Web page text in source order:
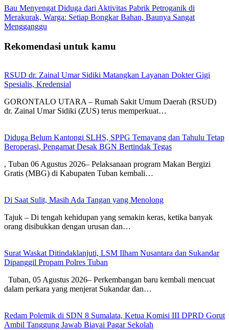
Bau Menyengat Diduga dari Aktivitas Pabrik Petroganik di
Merakurak, Warga: Setiap Bongkar Bahan, Baunya Sangat
Mengganggu
Rekomendasi untuk kamu
RSUD dr. Zainal Umar Sidiki Matangkan Layanan Dokter Gigi
Spesialis, Kredensial
GORONTALO UTARA – Rumah Sakit Umum Daerah (RSUD)
dr. Zainal Umar Sidiki (ZUS) terus memperkuat…
Diduga Belum Kantongi SLHS, SPPG Temayang dan Tahulu Tetap
Beroperasi, Pengamat Desak BGN Bertindak Tegas
, Tuban 06 Agustus 2026– Pelaksanaan program Makan Bergizi
Gratis (MBG) di Kabupaten Tuban kembali…
Di Saat Sulit, Masih Ada Tangan yang Menolong
Tajuk – Di tengah kehidupan yang semakin keras, ketika banyak
orang disibukkan dengan urusan dan…
Surat Waskat Ditindaklanjuti, LSM Ilham Nusantara dan Sukandar
Dipanggil Propam Polres Tuban
Tuban, 05 Agustus 2026– Perkembangan baru kembali mencuat
dalam perkara yang menjerat Sukandar dan…
Redam Polemik di SDN 8 Sumalata, Ketua Komisi III DPRD Gorut
Ambil Tanggung Jawab Biayai Pagar Sekolah